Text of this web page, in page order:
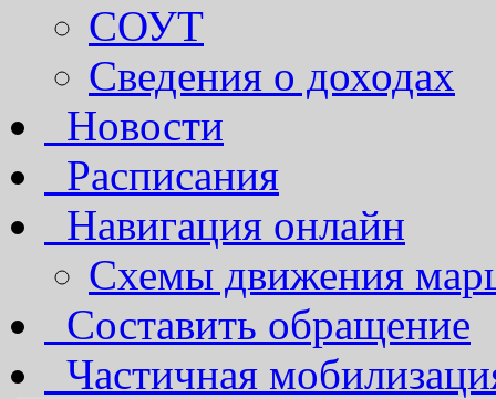
СОУТ
Сведения о доходах
Новости
Расписания
Навигация онлайн
Схемы движения
Составить обращение
Частичная